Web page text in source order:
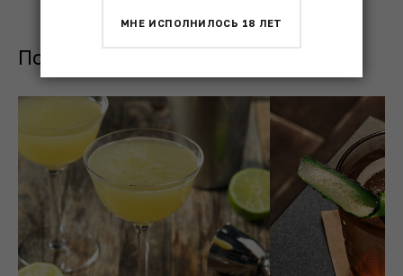
Похожие коктейли с джином
МНЕ ИСПОЛНИЛОСЬ 18 ЛЕТ